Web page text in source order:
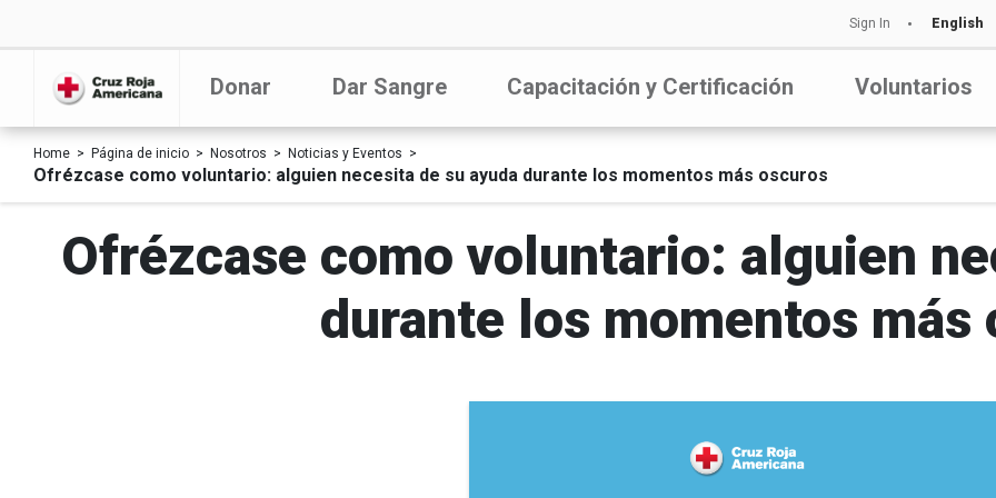
Sign In English
Donar Dar Sangre Capacitación y Certificación Voluntarios
Home Página de inicio Nosotros Noticias y Eventos
Ofrézcase como voluntario: alguien necesita de su ayuda durante los momentos más oscuros
Ofrézcase como voluntario: alguien
durante los momentos más